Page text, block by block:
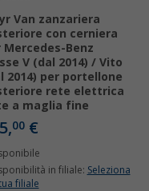
Van zanzariera
con cerniera
Mercedes-Benz
V (dal 2014) / Vito
2014) per portellone
rete elettrica
a maglia fine
00 €
in filiale: Seleziona
filiale